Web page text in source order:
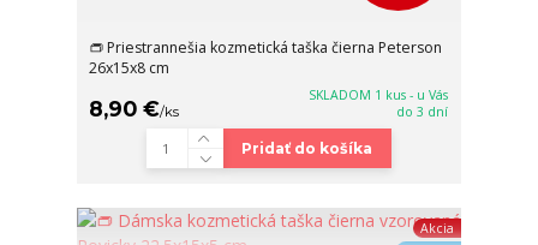
👝 Priestrannešia kozmetická taška čierna Peterson
26x15x8 cm
8,90 €/ks
SKLADOM 1 kus - u Vás
do 3 dní
Pridať do košíka
Akcia